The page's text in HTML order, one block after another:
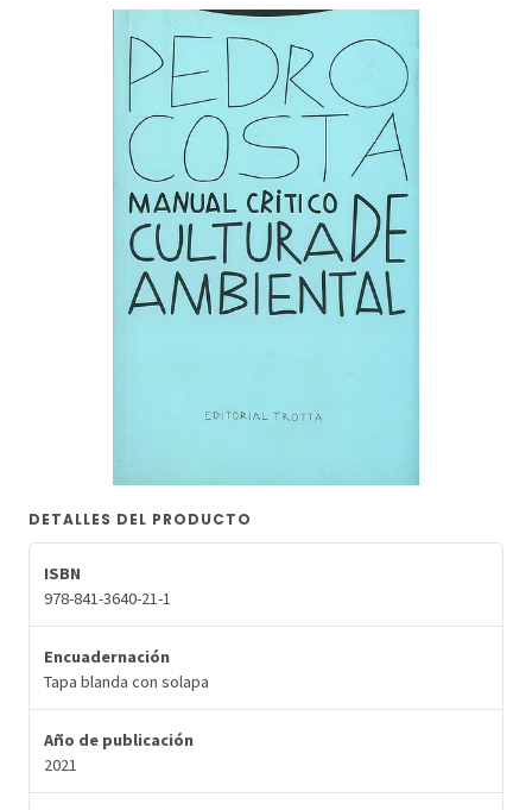
DETALLES DEL PRODUCTO
ISBN
978-841-3640-21-1
Encuadernación
Tapa blanda con solapa
Año de publicación
2021